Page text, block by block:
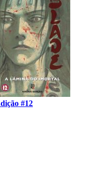
#12